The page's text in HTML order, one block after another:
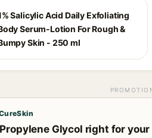
Salicylic Acid Daily Exfoliating
Serum-Lotion For Rough &
Skin - 250 ml
Glycol right for your